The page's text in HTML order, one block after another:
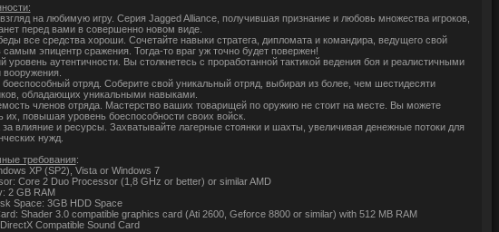
на любимую игру. Серия Jagged Alliance, получившая признание и любовь множества игроков,
перед вами в совершенно новом виде.
все средства хороши. Сочетайте навыки стратега, дипломата и командира, ведущего свой
самым эпицентр сражения. Тогда-то враг уж точно будет повержен!
уровень аутентичности. Вы столкнетесь с проработанной тактикой ведения боя и реалистичными
боеспособный отряд. Соберите свой уникальный отряд, выбирая из более, чем шестидесяти
обладающих уникальными навыками.
членов отряда. Мастерство ваших товарищей по оружию не стоит на месте. Вы можете
их, повышая уровень боеспособности своих войск.
за влияние и ресурсы. Захватывайте лагерные стоянки и шахты, увеличивая денежные потоки для
нужд.
требования:
XP (SP2), Vista or Windows 7
Core 2 Duo Processor (1,8 GHz or better) or similar AMD
2 GB RAM
Space: 3GB HDD Space
Shader 3.0 compatible graphics card (Ati 2600, Geforce 8800 or similar) with 512 MB RAM
Compatible Sound Card